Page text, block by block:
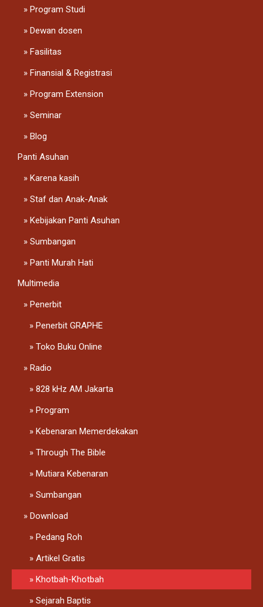
Program Studi
Dewan dosen
Fasilitas
Finansial & Registrasi
Program Extension
Seminar
Blog
Panti Asuhan
Karena kasih
Staf dan Anak-Anak
Kebijakan Panti Asuhan
Sumbangan
Panti Murah Hati
Multimedia
Penerbit
Penerbit GRAPHE
Toko Buku Online
Radio
828 kHz AM Jakarta
Program
Kebenaran Memerdekakan
Through The Bible
Mutiara Kebenaran
Sumbangan
Download
Pedang Roh
Artikel Gratis
Khotbah-Khotbah
Sejarah Baptis